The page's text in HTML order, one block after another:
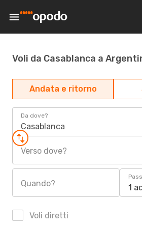
Voli da Casablanca a
Andata e ritorno
Da dove?
Casablanca
Verso dove?
Quando? 1
Voli diretti